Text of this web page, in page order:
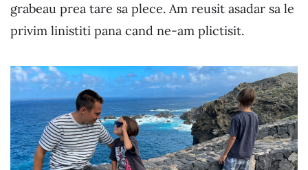
grabeau prea tare sa plece. Am reusit asadar sa le
privim linistiti pana cand ne-am plictisit.